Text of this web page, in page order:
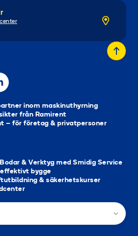
inom maskinuthyrning
från Ramirent
– för företag & privatpersoner
& Verktyg med Smidig Service
bygge
& säkerhetskurser